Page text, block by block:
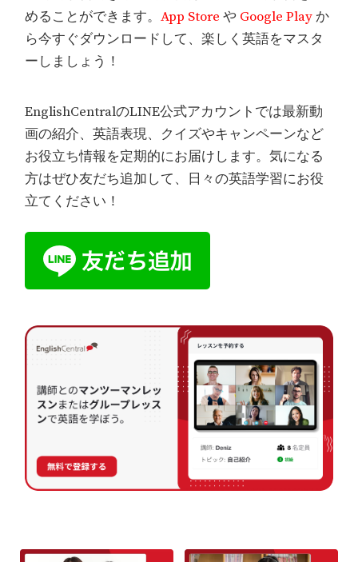
めることができます。App Store や Google Playか
ら今すぐダウンロードして、楽しく英語をマスタ
ーしましょう！
EnglishCentralのLINE公式アカウントでは最新動
画の紹介、英語表現、クイズやキャンペーンなど
お役立ち情報を定期的にお届けします。気になる
方はぜひ友だち追加して、日々の英語学習にお役
立てください！